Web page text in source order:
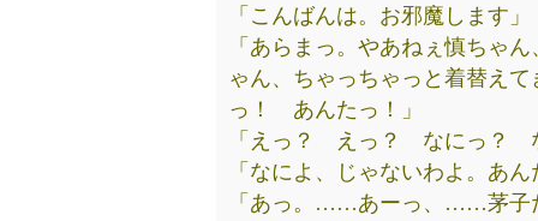
「こんばんは。お邪魔します」
「あらまっ。やあねぇ慎ちゃ
ゃん、ちゃっちゃっと着替え
っ！ あんたっ！」
「えっ？ えっ？ なにっ？
「なによ、じゃないわよ。あ
「あっ。……あーっ、……茅子